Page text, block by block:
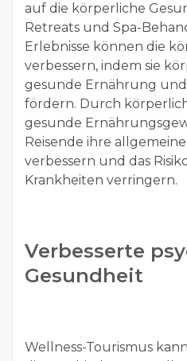
auf die körperliche
Retreats und Spa-
Erlebnisse können die
verbessern, indem sie
gesunde Ernährung
fördern. Durch
gesunde
Reisende ihre
verbessern und das
Krankheiten verringern.
Verbesserte
Gesundheit
Wellness-Tourismus